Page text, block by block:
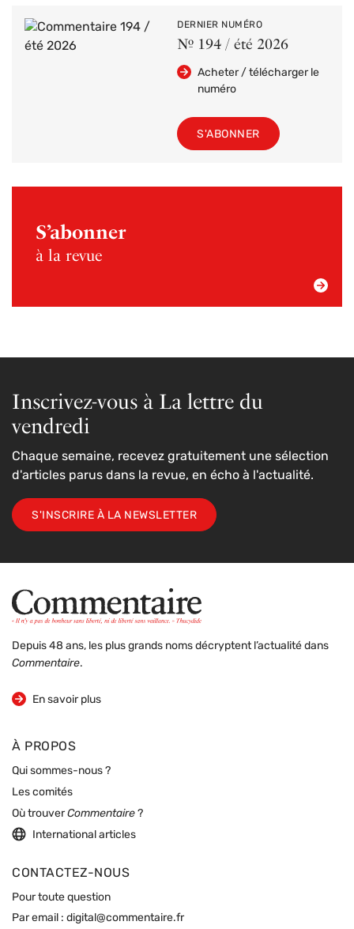
DERNIER NUMÉRO
Nº 194 / été 2026
Acheter / télécharger le
numéro
S'ABONNER
S’abonner
à la revue
Inscrivez-vous à La lettre du
vendredi
Chaque semaine, recevez gratuitement une sélection
d'articles parus dans la revue, en écho à l'actualité.
S'INSCRIRE À LA NEWSLETTER
Depuis 48 ans, les plus grands noms décryptent l’actualité dans
Commentaire.
En savoir plus
sur la revue
À PROPOS
Qui sommes-nous ?
Les comités
Où trouverCommentaire ?
International articles
CONTACTEZ-NOUS
Pour toute question
Par email : digital@commentaire.fr